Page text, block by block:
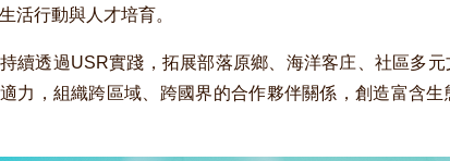
活行動與人才培育。
續透過USR實踐，拓展部落原鄉、海洋客庄、社區多
力，組織跨區域、跨國界的合作夥伴關係，創造富含